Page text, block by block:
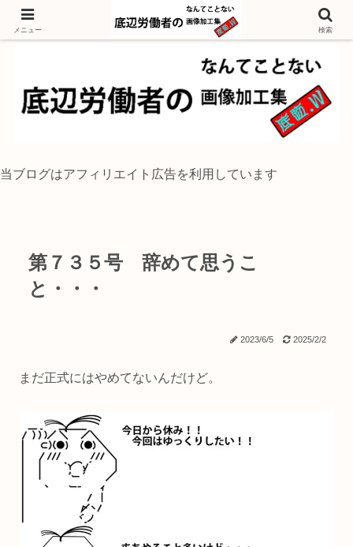
独身底辺おじさんが風景写真をイラスト風に加工するブログ
当ブログはアフィリエイト広告を利用しています
第７３５号 辞めて思うこ
と・・・
2023/6/5 2025/2/2
まだ正式にはやめてないんだけど。
メニュー 検索